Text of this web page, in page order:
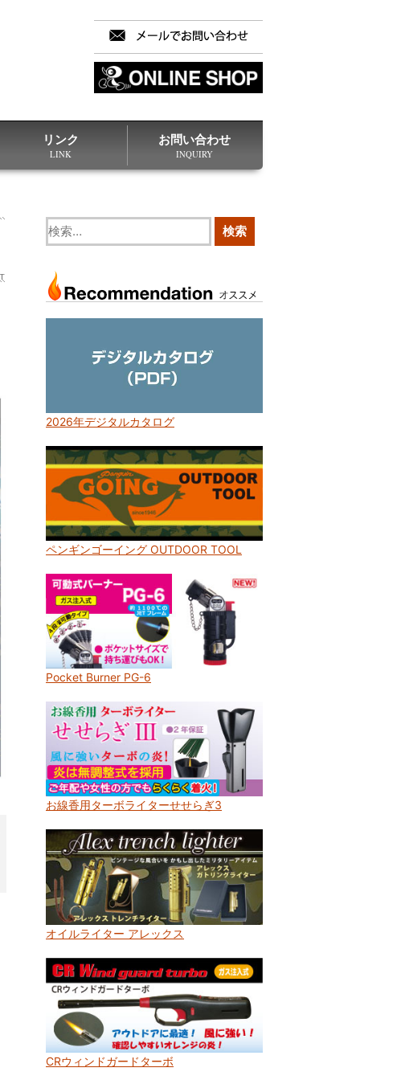
リンク
LINK
お問い合わせ
INQUIRY
2026年デジタルカタログ
ペンギンゴーイング OUTDOOR TOOL
Pocket Burner PG-6
お線香用ターボライターせせらぎ3
オイルライター アレックス
CRウィンドガードターボ